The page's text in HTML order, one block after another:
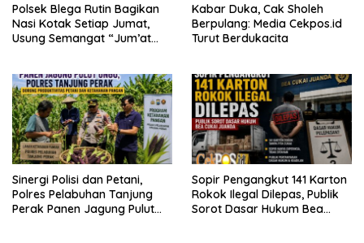
Polsek Blega Rutin Bagikan
Nasi Kotak Setiap Jumat,
Usung Semangat “Jum’at
Kabar Duka, Cak Sholeh
Berpulang: Media Cekpos.id
Turut Berdukacita
Sinergi Polisi dan Petani,
Polres Pelabuhan Tanjung
Perak Panen Jagung Pulut
Sopir Pengangkut 141 Karton
Rokok Ilegal Dilepas, Publik
Sorot Dasar Hukum Bea